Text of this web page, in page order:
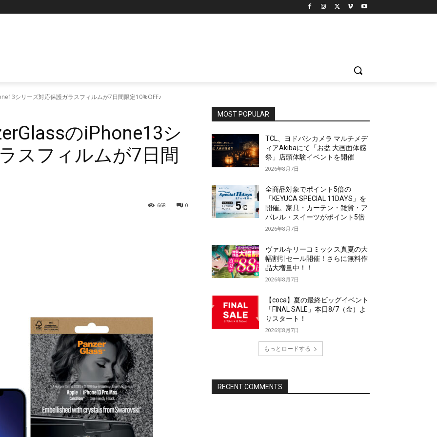
シリーズ対応保護ガラスフィルムが7日間限定10%OFF♪
のiPhone13シ
スフィルムが7日間
0
668
MOST POPULAR
TCL、ヨドバシカメラ マルチメデ
ィアAkibaにて「お盆 大画面体感
祭」店頭体験イベントを開催
2026年8月7日
全商品対象でポイント5倍の
「KEYUCA SPECIAL 11DAYS」を
開催。家具・カーテン・雑貨・ア
パレル・スイーツがポイント5倍
2026年8月7日
ヴァルキリーコミックス真夏の大
幅割引セール開催！さらに無料作
品大増量中！！
2026年8月7日
【coca】夏の最終ビッグイベント
「FINAL SALE」本日8/7（金）よ
りスタート！
2026年8月7日
もっとロードする
RECENT COMMENTS